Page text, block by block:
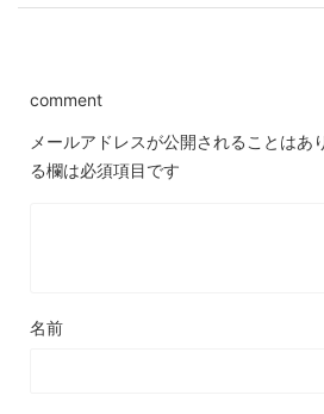
comment
メールアドレスが公開されることはあ
る欄は必須項目です
名前